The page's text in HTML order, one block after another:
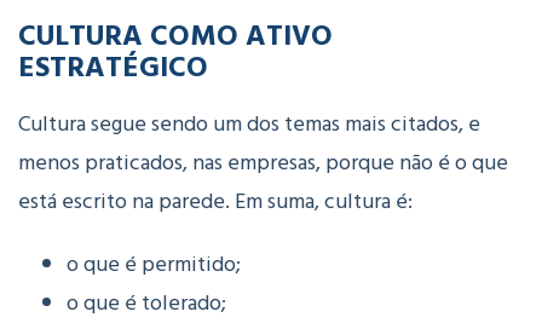
CULTURA COMO ATIVO
ESTRATÉGICO
Cultura segue sendo um dos temas mais citados, e
menos praticados, nas empresas, porque não é o que
está escrito na parede. Em suma, cultura é:
o que é permitido;
o que é tolerado;